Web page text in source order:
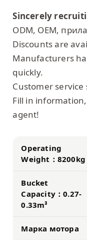
Sincerely
ODM, OEM,
Discounts are
Manufacturers
quickly.
Customer
Fill in
agent!
Operating
Weight：8200kg
Bucket
Capacity：0.27-
0.33m³
Марка мотора